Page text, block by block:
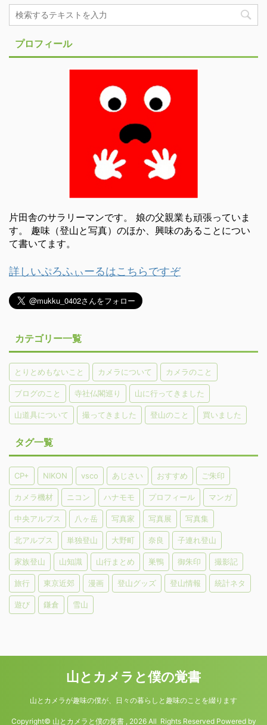
プロフィール
片田舎のサラリーマンです。 娘の父親業も頑張っていま
す。 趣味（登山と写真）のほか、興味のあることについ
て書いてます。
詳しいぷろふぃーるはこちらですぞ
カテゴリー一覧
とりとめもないこと カメラについて カメラのこと
ブログのこと 寺社仏閣巡り 山に行ってきました
山道具について 撮ってきました 登山のこと 買いました
タグ一覧
CP+ NIKON vsco あじさい おすすめ ご朱印
カメラ機材 ニコン ハナモモ プロフィール マンガ
中央アルプス 八ヶ岳 写真家 写真展 写真集
北アルプス 単独登山 大野町 奈良 子連れ登山
家族登山 山知識 山行まとめ 巣鴨 御朱印 撮影記
旅行 東京近郊 漫画 登山グッズ 登山情報 統計ネタ
遊び 鎌倉 雪山
山とカメラと僕の覚書
山とカメラが趣味の僕が、日々の暮らしと趣味のことを綴ります
Copyright© 山とカメラと僕の覚書 , 2026 All Rights Reserved Powered by